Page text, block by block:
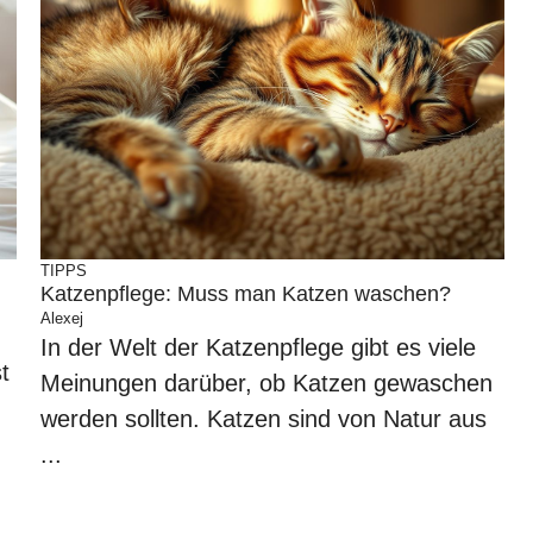
TIPPS
Katzenpflege: Muss man Katzen waschen?
Alexej
In der Welt der Katzenpflege gibt es viele
Meinungen darüber, ob Katzen gewaschen
werden sollten. Katzen sind von Natur aus
...